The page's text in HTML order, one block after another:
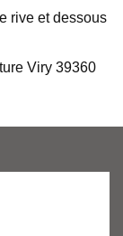
rive et dessous
Viry 39360